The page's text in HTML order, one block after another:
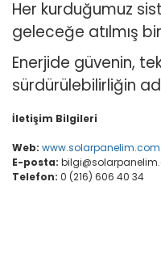
Her kurduğumuz
geleceğe atılmış
Enerjide güvenin,
sürdürülebilirliğin
İletişim Bilgileri
Web: www.solarpanelim.com
E-posta:
Telefon: 0 (216) 606 40 34